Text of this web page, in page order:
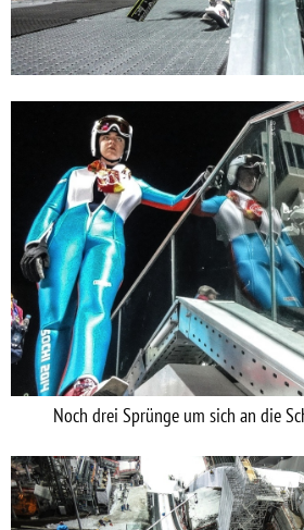
Noch drei Sprünge um sich an die